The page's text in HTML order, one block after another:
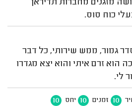
מזגנים מחברות תדיראן
כוח סוס.
גמור, ממש שירותי, כל דבר
הוא זרם איתי והוא יצא מגדרו
לי.
10 זמנים 10 יחס 10